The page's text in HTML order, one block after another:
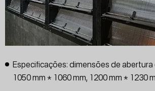
Especificações: dimensões de
1050 mm * 1060 mm, 1200 mm * 1230